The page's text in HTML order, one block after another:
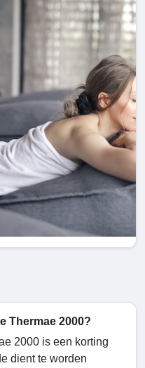
Thermae 2000?
2000 is een korting
dient te worden